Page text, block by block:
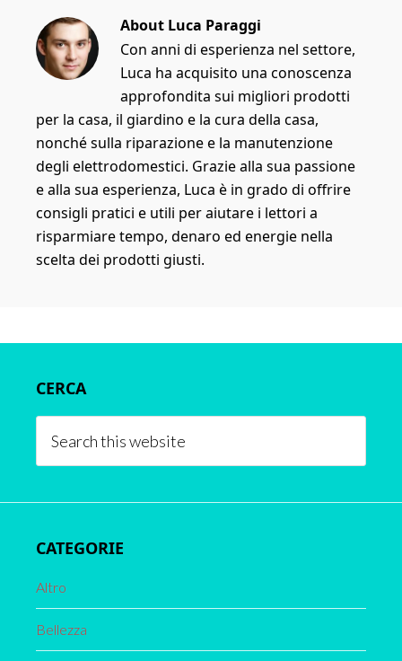
About Luca Paraggi
Con anni di esperienza nel settore,
Luca ha acquisito una conoscenza
approfondita sui migliori prodotti
per la casa, il giardino e la cura della casa,
nonché sulla riparazione e la manutenzione
degli elettrodomestici. Grazie alla sua passione
e alla sua esperienza, Luca è in grado di offrire
consigli pratici e utili per aiutare i lettori a
risparmiare tempo, denaro ed energie nella
scelta dei prodotti giusti.
Sidebar
CERCA
this
CATEGORIE
Altro
Bellezza